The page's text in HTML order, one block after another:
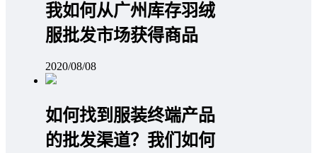
我如何从广州库存羽绒
服批发市场获得商品
2020/08/08
如何找到服装终端产品
的批发渠道？我们如何